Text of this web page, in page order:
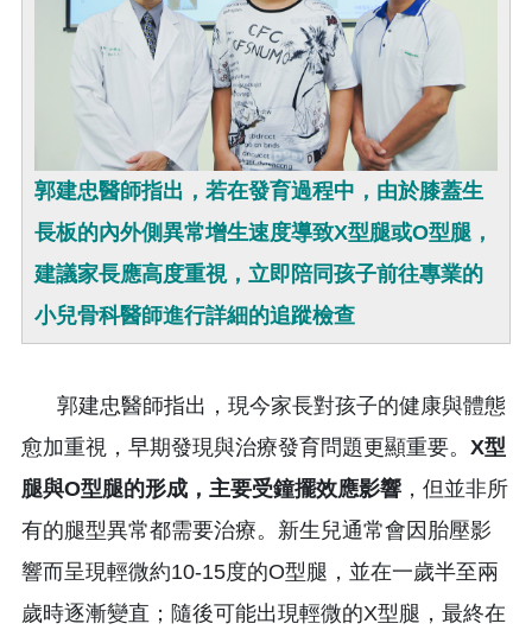
郭建忠醫師指出，若在發育過程中，由於膝蓋生
長板的內外側異常增生速度導致X型腿或O型腿，
建議家長應高度重視，立即陪同孩子前往專業的
小兒骨科醫師進行詳細的追蹤檢查
郭建忠醫師指出，現今家長對孩子的健康與體態
愈加重視，早期發現與治療發育問題更顯重要。 X型
腿與O型腿的形成，主要受鐘擺效應影響 ，但並非所
有的腿型異常都需要治療。新生兒通常會因胎壓影
響而呈現輕微約10-15度的O型腿，並在一歲半至兩
歲時逐漸變直；隨後可能出現輕微的X型腿，最終在